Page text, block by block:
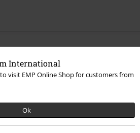
International
visit EMP Online Shop for customers from
Ok